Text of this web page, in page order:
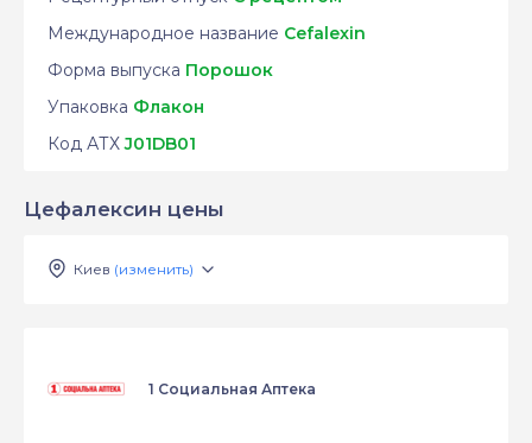
Международное название Cefalexin
Форма выпуска Порошок
Упаковка Флакон
Код АТХJ01DB01
Цефалексин цены
Киев (изменить)
1 Социальная Аптека